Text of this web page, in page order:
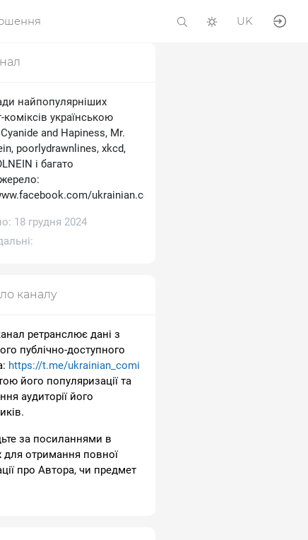
UK
найпопулярніших
коміксів українською
and Hapiness, Mr.
poorlydrawnlines, xkcd,
і багато
ukrainian.comics
18 грудня 2024
каналу
ретранслює дані з
публічно-доступного
https://t.me/ukrainian_comi
його популяризації та
аудиторії його
за посиланнями в
для отримання повної
про Автора, чи предмет